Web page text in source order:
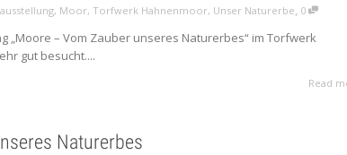
, Moor, Torfwerk Hahnenmoor, Unser Naturerbe, 0
„Moore – Vom Zauber unseres Naturerbes“ im Torfwerk
gut besucht....
Read
Naturerbes